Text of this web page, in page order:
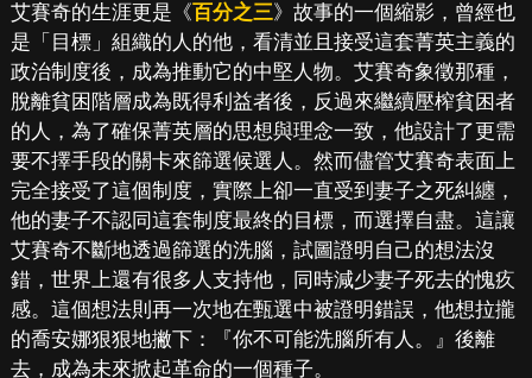
艾賽奇的生涯更是《百分之三》故事的一個縮影，曾經也
是「目標」組織的人的他，看清並且接受這套菁英主義的
政治制度後，成為推動它的中堅人物。艾賽奇象徵那種，
脫離貧困階層成為既得利益者後，反過來繼續壓榨貧困者
的人，為了確保菁英層的思想與理念一致，他設計了更需
要不擇手段的關卡來篩選候選人。然而儘管艾賽奇表面上
完全接受了這個制度，實際上卻一直受到妻子之死糾纏，
他的妻子不認同這套制度最終的目標，而選擇自盡。這讓
艾賽奇不斷地透過篩選的洗腦，試圖證明自己的想法沒
錯，世界上還有很多人支持他，同時減少妻子死去的愧疚
感。這個想法則再一次地在甄選中被證明錯誤，他想拉攏
的喬安娜狠狠地撇下：『你不可能洗腦所有人。』後離
去，成為未來掀起革命的一個種子。